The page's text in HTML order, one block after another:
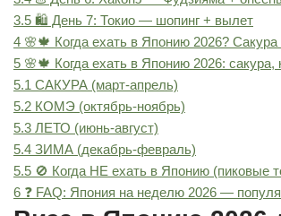
3.5 🛍️ День 7: Токио — шопинг + вылет
4 🌸🍁 Когда ехать в Японию 2026?
5 🌸🍁 Когда ехать в Японию 2026: сакура,
5.1 САКУРА (март-апрель)
5.2 КОМЭ (октябрь-ноябрь)
5.3 ЛЕТО (июнь-август)
5.4 ЗИМА (декабрь-февраль)
5.5 🚫 Когда НЕ ехать в Японию (пиковые
6 ❓ FAQ: Япония на неделю 2026 —